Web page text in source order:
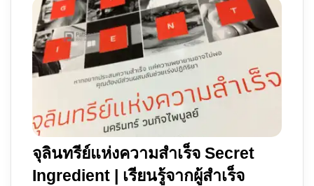
แห่ง
ชีวิต
ภาพ
สวย
อลังการ
น่า
รัก
สุด
สุด
สุด
สุด
จุลินทรีย์แห่งความสำเร็จ Secret
Ingredient | เรียนรู้จากผู้สำเร็จ